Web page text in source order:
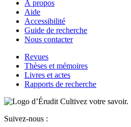
À propos
Aide
Accessibilité
Guide de recherche
Nous contacter
Revues
Thèses et mémoires
Livres et actes
Rapports de recherche
Cultivez votre savoir.
Suivez-nous :